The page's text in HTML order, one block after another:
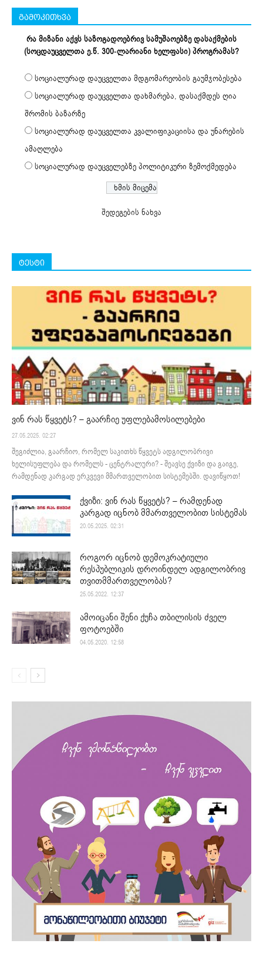
გამოკითხვა
რა მიზანი აქვს საზოგადოებრივ სამუშაოებზე დასაქმების
(სოცდაუცველთა ე.წ. 300-ლარიანი ხელფასი) პროგრამას?
სოციალურად დაუცველთა მდგომარეობის გაუმჯობესება
სოციალურად დაუცველთა დახმარება, დასაქმდეს ღია
შრომის ბაზარზე
სოციალურად დაუცველთა კვალიფიკაციისა და უნარების
ამაღლება
სოციალურად დაუცველებზე პოლიტიკური ზემოქმედება
შედეგების ნახვა
ტესტი
ვინ რას წყვეტს? – გაარჩიე უფლებამოსილებები
27.05.2025. 02:27
შეგიძლია, გაარჩიო, რომელ საკითხს წყვეტს ადგილობრივი
ხელისუფლება და რომელს - ცენტრალური? - შეავსე ქვიზი და გაიგე,
რამდენად კარგად ერკვევი მმართველობით სისტემებში. დავიწყოთ!
ქვიზი: ვინ რას წყვეტს? – რამდენად
კარგად იცნობ მმართველობით სისტემას
20.05.2025. 02:31
როგორ იცნობ დემოკრატიული
რესპუბლიკის დროინდელ ადგილობრივ
თვითმმართველობას?
25.05.2022. 12:37
ამოიცანი შენი ქუჩა თბილისის ძველ
ფოტოებში
04.05.2020. 12:58